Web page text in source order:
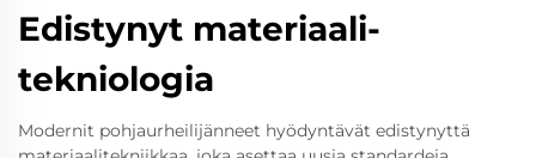
Edistynyt materiaali-
tekniologia
Modernit pohjaurheilijänneet hyödyntävät edistynyttä